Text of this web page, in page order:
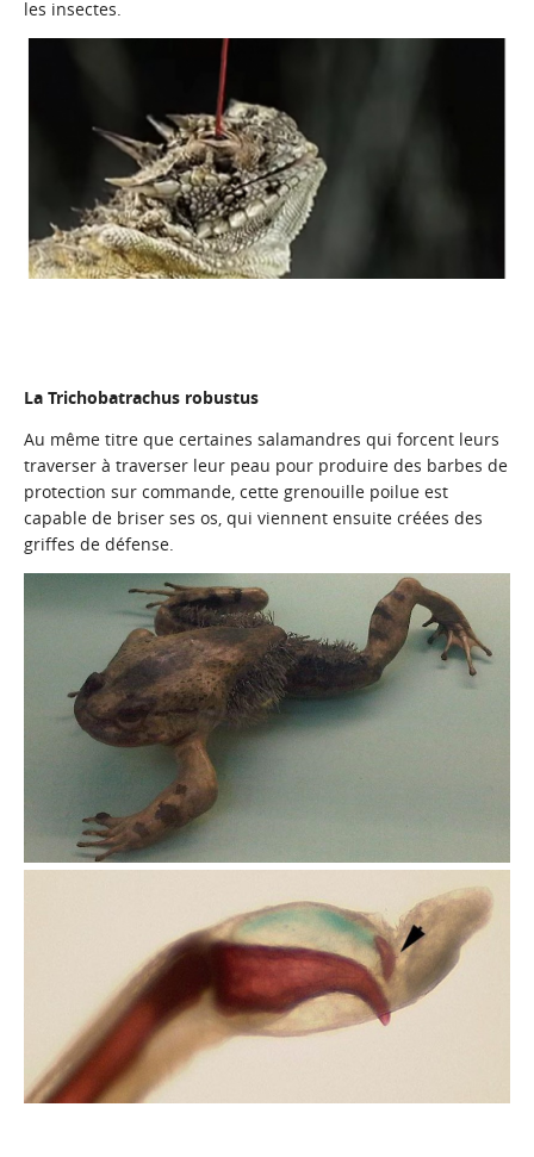
les insectes.
La Trichobatrachus robustus
Au même titre que certaines salamandres qui forcent leurs
traverser à traverser leur peau pour produire des barbes de
protection sur commande, cette grenouille poilue est
capable de briser ses os, qui viennent ensuite créées des
griffes de défense.